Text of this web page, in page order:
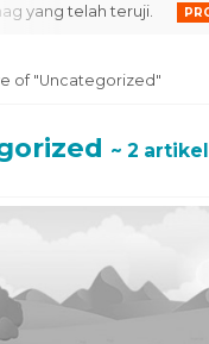
telah teruji. PROMO
of "Uncategorized"
~ 2 artikel